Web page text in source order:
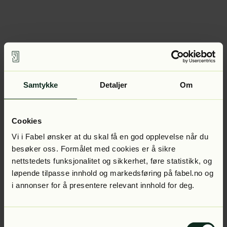
Samtykke Detaljer Om
Cookies
Vi i Fabel ønsker at du skal få en god opplevelse når du
besøker oss. Formålet med cookies er å sikre
nettstedets funksjonalitet og sikkerhet, føre statistikk, og
løpende tilpasse innhold og markedsføring på fabel.no og
i annonser for å presentere relevant innhold for deg.